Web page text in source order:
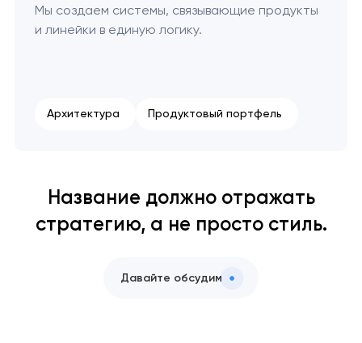
Мы создаем системы, связывающие продукты
и линейки в единую логику.
Архитектура Продуктовый портфель
Название должно отражать
стратегию, а не просто стиль.
Давайте обсудим